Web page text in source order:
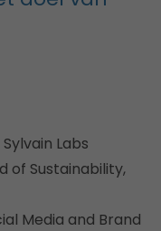
Labs
of Sustainability,
Media and Brand